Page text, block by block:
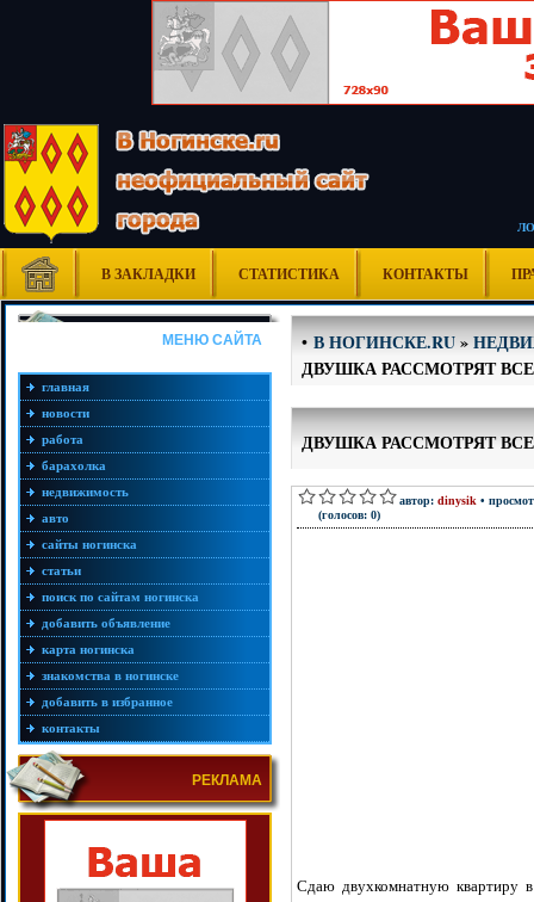
В ЗАКЛАДКИ СТАТИСТИКА КОНТАКТЫ
МЕНЮ САЙТА
главная
новости
работа
барахолка
недвижимость
авто
сайты ногинска
статьи
поиск по сайтам ногинска
добавить объявление
карта ногинска
знакомства в ногинске
добавить в избранное
контакты
РЕКЛАМА
•В НОГИНСКЕ.RU»
ДВУШКА РАССМОТРЯТ
ДВУШКА РАССМОТРЯТ
(голосов: 0)
автор: dinysik •
Сдаю двухкомнатную квартиру